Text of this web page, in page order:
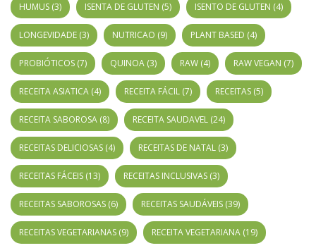
HUMUS (3) ISENTA DE GLUTEN (5) ISENTO DE GLUTEN (4)
LONGEVIDADE (3) NUTRICAO (9) PLANT BASED (4)
PROBIÓTICOS (7) QUINOA (3) RAW (4) RAW VEGAN (7)
RECEITA ASIATICA (4) RECEITA FÁCIL (7) RECEITAS (5)
RECEITA SABOROSA (8) RECEITA SAUDAVEL (24)
RECEITAS DELICIOSAS (4) RECEITAS DE NATAL (3)
RECEITAS FÁCEIS (13) RECEITAS INCLUSIVAS (3)
RECEITAS SABOROSAS (6) RECEITAS SAUDÁVEIS (39)
RECEITAS VEGETARIANAS (9) RECEITA VEGETARIANA (19)